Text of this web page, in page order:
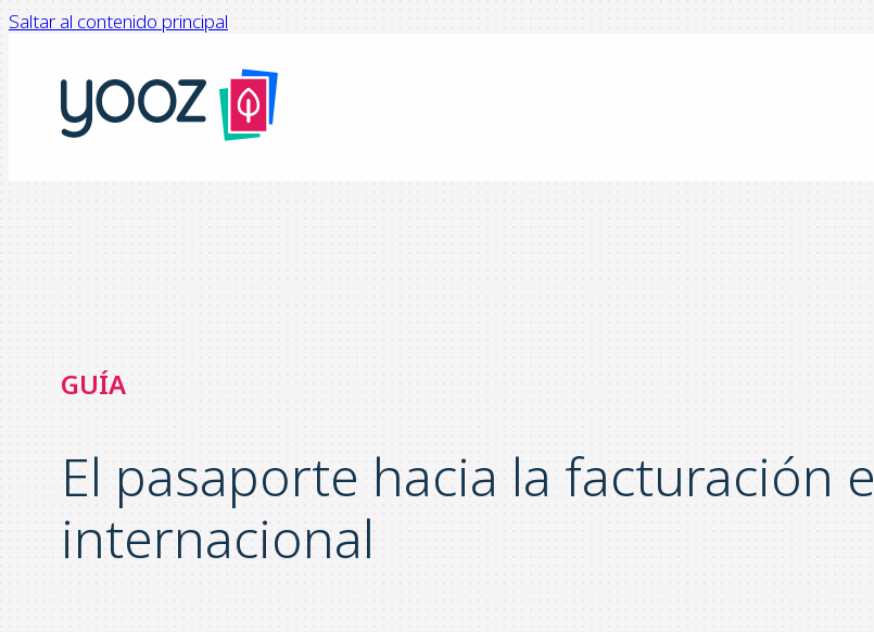
Saltar al contenido principal
GUÍA
El pasaporte hacia la facturación
internacional